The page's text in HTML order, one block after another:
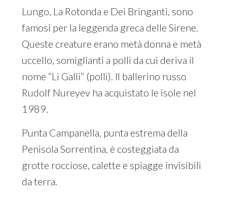
Lungo, La Rotonda e Dei Bringanti, sono
famosi per la leggenda greca delle Sirene.
Queste creature erano metà donna e metà
uccello, somiglianti a polli da cui deriva il
nome “Li Galli” (polli). Il ballerino russo
Rudolf Nureyev ha acquistato le isole nel
1989.
Punta Campanella, punta estrema della
Penisola Sorrentina, è costeggiata da
grotte rocciose, calette e spiagge invisibili
da terra.